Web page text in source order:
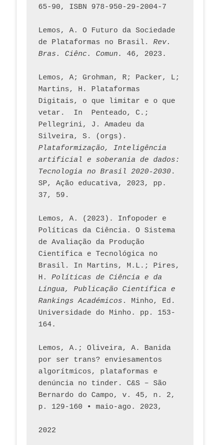
65-90, ISBN 978-950-29-2004-7
Lemos, A. O Futuro da Sociedade
de Plataformas no Brasil. Rev.
Bras. Ciênc. Comun.
Lemos, A; Grohman, R; Packer, L;
Martins, H. Plataformas
Digitais, o que limitar e o que
vetar.  In  Penteado, C.;
Pellegrini, J. Amadeu da
Plataformização, Inteligência
artificial e soberania de dados:
Tecnologia no Brasil 2020-2030.
SP, Ação educativa, 2023, pp.
37, 59.
Lemos, A. (2023). Infopoder e
Políticas da Ciência. O Sistema
de Avaliação da Produção
Científica e Tecnológica no
Brasil. In Martins, M.L.; Pires,
H. Políticas de Ciência e da
Língua, Publicação Científica e
Rankings Académicos . Minho, Ed.
Universidade do Minho. pp. 153-
164.
Lemos, A.; Oliveira, A. Banida
por ser trans? enviesamentos
algorítmicos, plataformas e
denúncia no tinder. C&S – São
Bernardo do Campo, v. 45, n. 2,
p. 129-160 • maio-ago. 2023,
2022